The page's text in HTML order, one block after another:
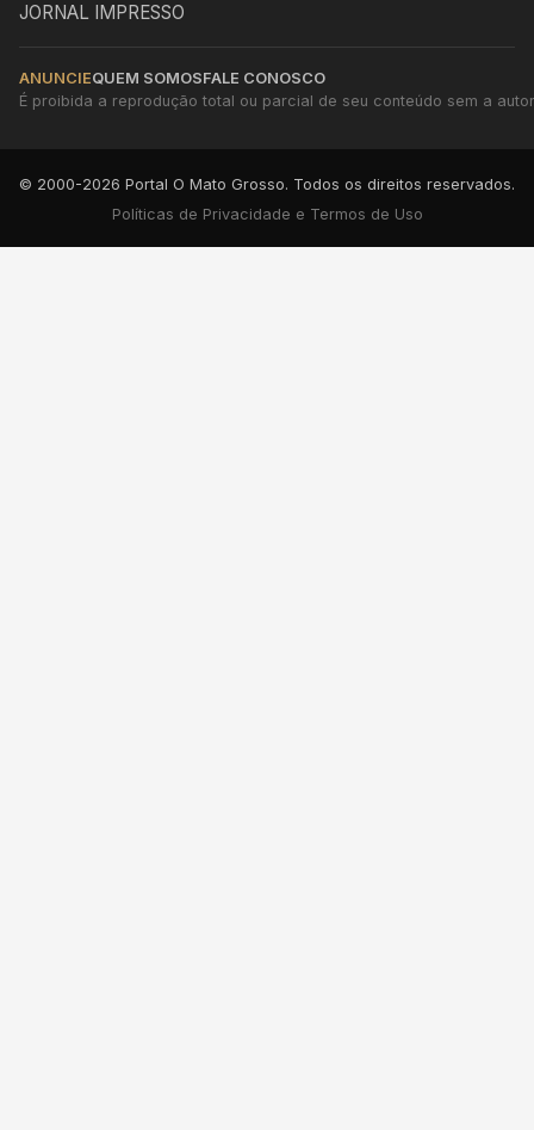
JORNAL IMPRESSO
ANUNCIEQUEM SOMOSFALE CONOSCO
É proibida a reprodução total ou parcial de seu conteúdo sem a
© 2000-2026 Portal O Mato Grosso. Todos os direitos reservados.
Políticas de Privacidade e Termos de Uso